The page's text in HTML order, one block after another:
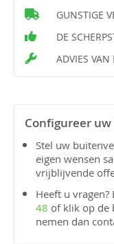
GUNSTIGE
DE
ADVIES VAN
Configureer
Stel uw
eigen wensen
vrijblijvende
Heeft u
48 of klik op de
nemen dan